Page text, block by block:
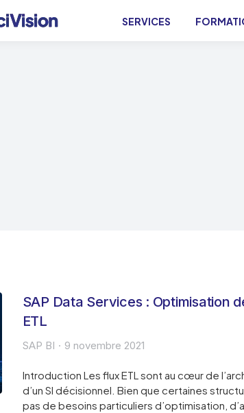
SERVICES
SAP Data Services : Optimisation
ETL
SAP BI 9 novembre 2021
Introduction Les flux ETL sont au cœur de
d’un SI décisionnel. Bien que certaines
pas de besoins particuliers d’optimisation,